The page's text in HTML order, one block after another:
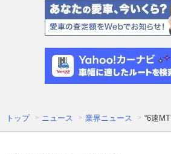
トップ ニュース 業界ニュース “6速